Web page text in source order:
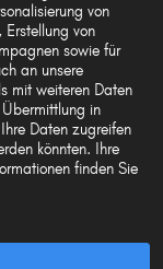
von
Erstellung von
sowie für
an unsere
mit weiteren Daten
in
Daten zugreifen
könnten. Ihre
finden Sie